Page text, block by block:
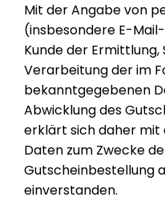
Mit der Angabe von
(insbesondere E-
Kunde der Ermittlung,
Verarbeitung der im
bekanntgegebenen
Abwicklung des
erklärt sich daher mit
Daten zum Zwecke
Gutscheinbestellung
einverstanden.